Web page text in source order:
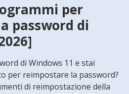
per
password di
di Windows 11 e stai
per reimpostare la password?
di reimpostazione della